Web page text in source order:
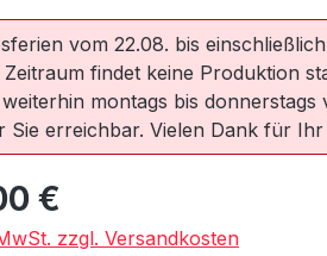
vom 22.08. bis
Zeitraum findet keine Produktion
montags bis donnerstags
Sie erreichbar. Vielen Dank für Ihr
€
zzgl. Versandkosten